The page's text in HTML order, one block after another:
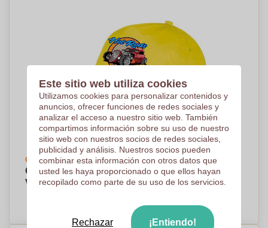
Crea tu diseño
Gorra Microfibra de 5 Paneles para Niños -
Valdepeñas
Este sitio web utiliza cookies
Utilizamos cookies para personalizar contenidos y
anuncios, ofrecer funciones de redes sociales y
analizar el acceso a nuestro sitio web. También
compartimos información sobre su uso de nuestro
sitio web con nuestros socios de redes sociales,
publicidad y análisis. Nuestros socios pueden
combinar esta información con otros datos que
usted les haya proporcionado o que ellos hayan
recopilado como parte de su uso de los servicios.
Rechazar ¡Entiendo!